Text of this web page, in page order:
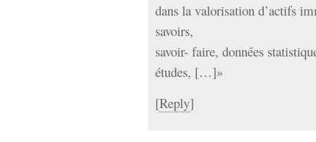
dans la valorisation d’actifs
savoirs,
savoir- faire, données
études, […]»
[Reply]